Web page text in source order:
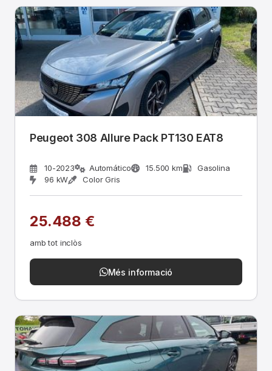
Peugeot 308 Allure Pack PT130 EAT8
10-2023 Automático 15.500 km
Gasolina
96 kW
Color Gris
25.488 €
amb tot inclòs
Més informació